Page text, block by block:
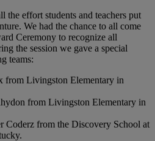
the effort students and teachers put
We had the chance to all come
Ceremony to recognize all
the session we gave a special
teams:
from Livingston Elementary in
from Livingston Elementary in
Coderz from the Discovery School at